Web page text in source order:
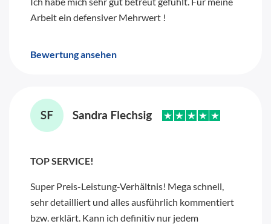
Arbeit ein defensiver Mehrwert !
Bewertung ansehen
TOP SERVICE!
Super Preis-Leistung-Verhältnis! Mega schnell,
sehr detailliert und alles ausführlich kommentiert
bzw. erklärt. Kann ich definitiv nur jedem